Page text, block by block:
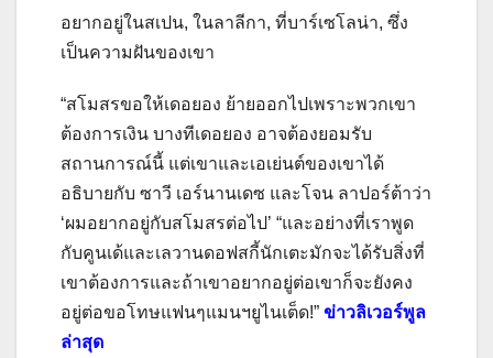
อยากอยู่ในสเปน, ในลาลีกา, ที่บาร์เซโลน่า, ซึ่ง
เป็นความฝันของเขา
“สโมสรขอให้เดอยอง ย้ายออกไปเพราะพวกเขา
ต้องการเงิน บางทีเดอยอง อาจต้องยอมรับ
สถานการณ์นี้ แต่เขาและเอเย่นต์ของเขาได้
อธิบายกับ ซาวี เอร์นานเดซ และโจน ลาปอร์ต้าว่า
‘ผมอยากอยู่กับสโมสรต่อไป’ “และอย่างที่เราพูด
กับคูนเด้และเลวานดอฟสกี้นักเตะมักจะได้รับสิ่งที่
เขาต้องการและถ้าเขาอยากอยู่ต่อเขาก็จะยังคง
อยู่ต่อขอโทษแฟนๆแมนฯยูไนเต็ด!” ข่าวลิเวอร์พูล
ล่าสุด